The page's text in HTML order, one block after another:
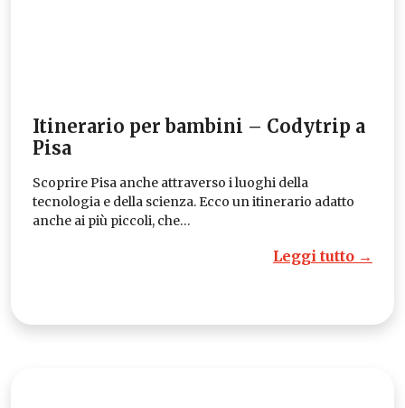
Itinerario per bambini – Codytrip a
Pisa
Scoprire Pisa anche attraverso i luoghi della
tecnologia e della scienza. Ecco un itinerario adatto
anche ai più piccoli, che…
Leggi tutto →